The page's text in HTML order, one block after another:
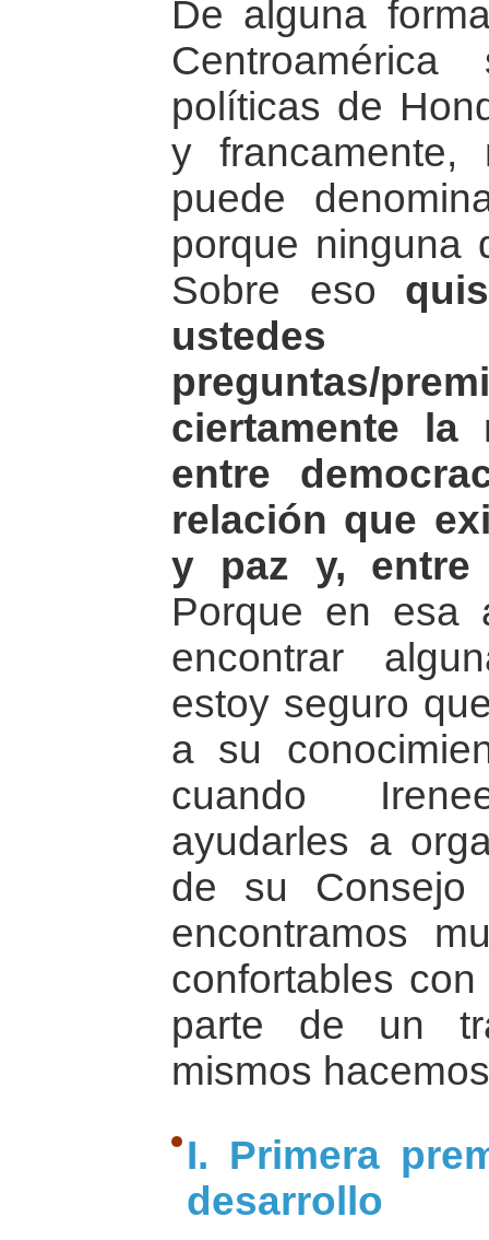
De alguna
políticas de
y
puede
porque ninguna
Sobre eso
preguntas/
ciertamente la
entre
relación que
y paz y, entre
Porque en esa
encontrar
estoy seguro
a su
cuando
ayudarles a
de su Consejo
encontramos
confortables
parte de un
mismos
I. Primera
desarrollo